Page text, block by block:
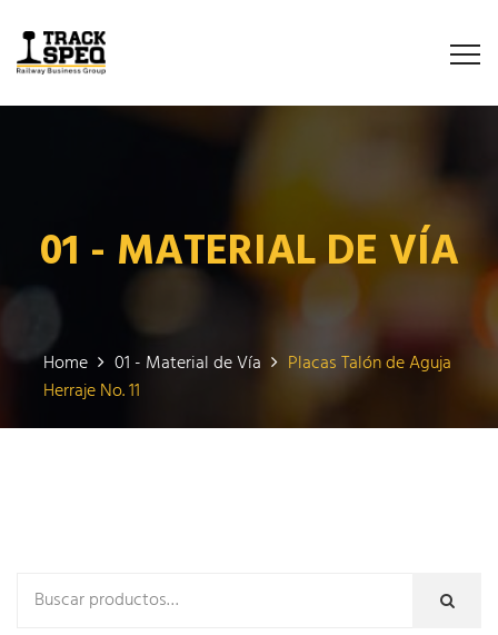
01 - MATERIAL DE VÍA
Home 01 - Material de Vía
Placas Talón de Aguja
Herraje No. 11